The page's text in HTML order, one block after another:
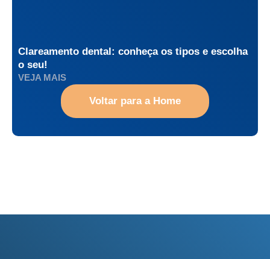
Clareamento dental: conheça os tipos e escolha
o seu!
VEJA MAIS
Voltar para a Home